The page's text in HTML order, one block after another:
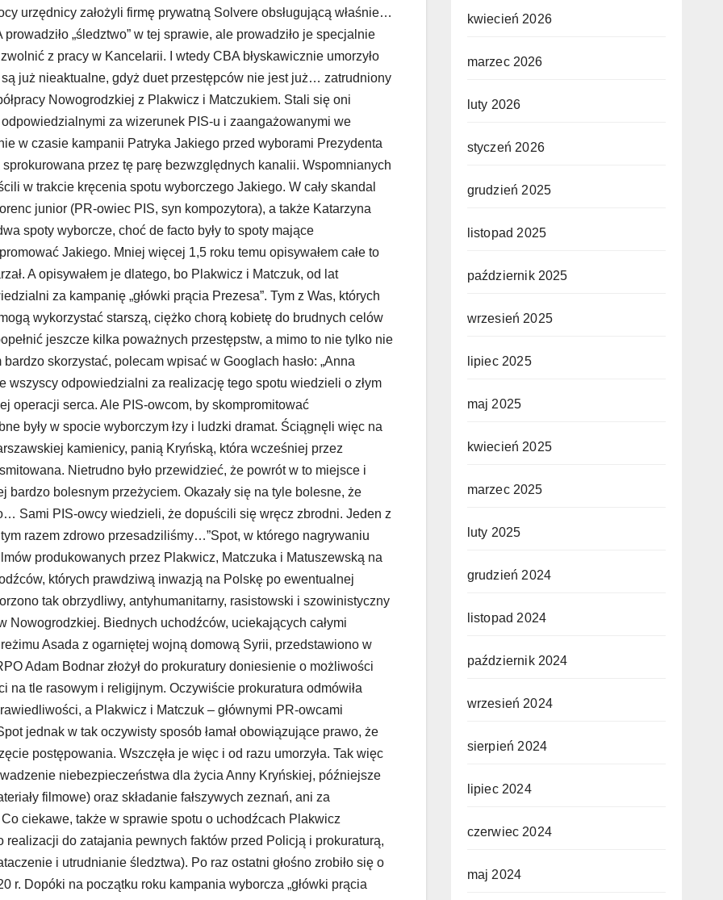
kwiecień 2026
marzec 2026
luty 2026
styczeń 2026
grudzień 2025
listopad 2025
październik 2025
wrzesień 2025
lipiec 2025
maj 2025
kwiecień 2025
marzec 2025
luty 2025
grudzień 2024
listopad 2024
październik 2024
wrzesień 2024
sierpień 2024
lipiec 2024
czerwiec 2024
maj 2024